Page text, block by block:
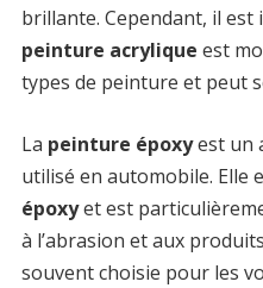
brillante. Cependant, il
peinture acrylique est
types de peinture et peut
La peinture époxyest un
utilisé en automobile. Elle
époxyet est
à l’abrasion et aux
souvent choisie pour les